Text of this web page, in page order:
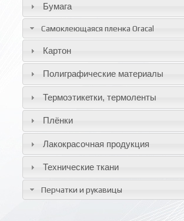
Бумага
Самоклеющаяся пленка Oracal
Картон
Полиграфические материалы
Термоэтикетки, термоленты
Плёнки
Лакокрасочная продукция
Технические ткани
Перчатки и рукавицы